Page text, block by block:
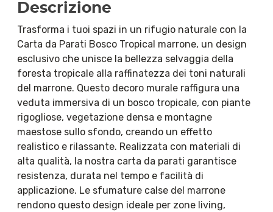
Descrizione
Trasforma i tuoi spazi in un rifugio naturale con la
Carta da Parati Bosco Tropical marrone, un design
esclusivo che unisce la bellezza selvaggia della
foresta tropicale alla raffinatezza dei toni naturali
del marrone. Questo decoro murale raffigura una
veduta immersiva di un bosco tropicale, con piante
rigogliose, vegetazione densa e montagne
maestose sullo sfondo, creando un effetto
realistico e rilassante. Realizzata con materiali di
alta qualità, la nostra carta da parati garantisce
resistenza, durata nel tempo e facilità di
applicazione. Le sfumature calse del marrone
rendono questo design ideale per zone living,